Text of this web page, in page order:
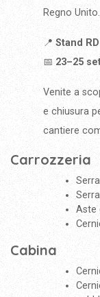
Regno Unito.
📍 Stand
📅 23–25
Venite a
e chiusura
cantiere
Carrozzeria
Aste
Cabina